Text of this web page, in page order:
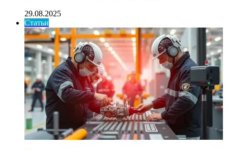
29.08.2025
Статьи